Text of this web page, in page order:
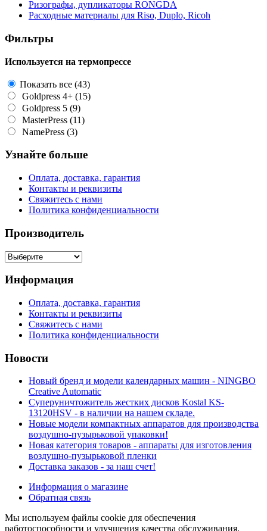
Ризографы, дупликаторы RONGDA
Расходные материалы для Riso, Duplo, Ricoh
Фильтры
Используется на термопрессе
Показать все (43)
Goldpress 4+ (15)
Goldpress 5 (9)
MasterPress (11)
NamePress (3)
Узнайте больше
Оплата, доставка, гарантия
Контакты и реквизиты
Свяжитесь с нами
Политика конфиденциальности
Производитель
Информация
Оплата, доставка, гарантия
Контакты и реквизиты
Свяжитесь с нами
Политика конфиденциальности
Новости
Новый бренд и модели календарных машин - NINGBO
Creative Automatic
Суперуничтожитель жестких дисков Kostal KS-
13120HSV - в наличии на нашем складе.
Новые модели компактных аппаратов для производства
воздушно-пузырьковой упаковки!
Новая категория товаров - аппараты для изготовления
воздушно-пузырьковой пленки
Доставка заказов - за наш счет!
Информация о магазине
Обратная связь
Мы используем файлы cookie для обеспечения
работоспособности и улучшения качества обслуживания,